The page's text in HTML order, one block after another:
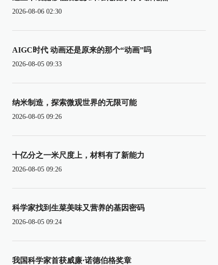
2026-08-06 02:30
AIGC时代 动画还是原来的那个“动画”吗
2026-08-05 09:33
纳米制造，探索微观世界的无限可能
2026-08-05 09:26
十亿分之一米尺度上，材料有了新能力
2026-08-05 09:26
科学家找到生菜美味又营养的基因密码
2026-08-05 09:24
我国科学家首获威廉·诺德伯格奖章